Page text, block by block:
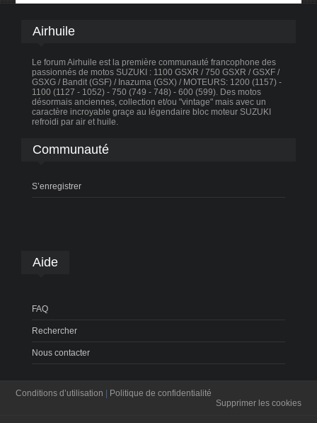
Airhuile
Le forum Airhuile est la première communauté francophone des
passionnés de motos SUZUKI : 1100 GSXR / 750 GSXR / GSXF /
GSXG / Bandit (GSF) / Inazuma (GSX) / MOTEURS: 1200 (1157) -
1100 (1127 - 1052) - 750 (749 - 748) - 600 (599). Des motos
désormais anciennes, collection et/ou "vintage" mais avec un
caractère incroyable graçe au légendaire bloc moteur SUZUKI
refroidi par air et huile.
Communauté
S’enregistrer
Aide
FAQ
Rechercher
Nous contacter
Conditions d’utilisation
Politique de confidentialité
Supprimer les cookies